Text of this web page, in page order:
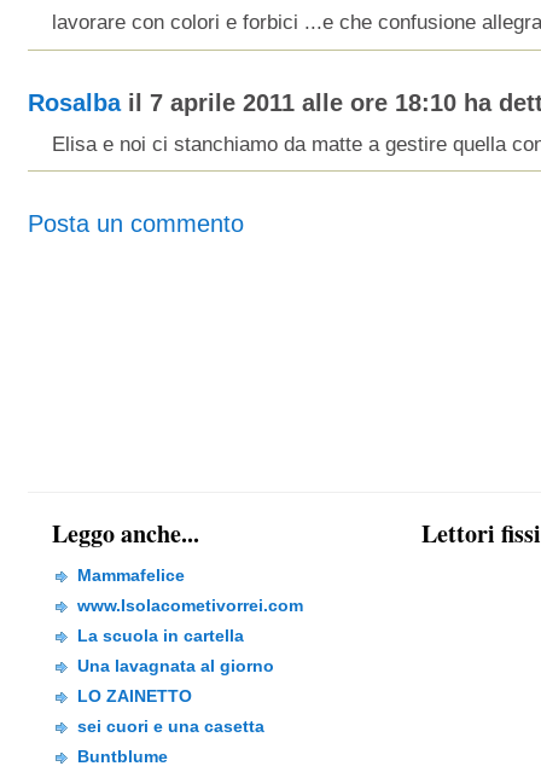
lavorare con colori e forbici ...e che confusione
Rosalbail 7 aprile 2011 alle ore 18:10 ha
Elisa e noi ci stanchiamo da matte a gestire quella
Posta un commento
Leggo anche...
Mammafelice
www.Isolacometivorrei.com
La scuola in cartella
Una lavagnata al giorno
LO ZAINETTO
sei cuori e una casetta
Buntblume
Lettori fissi